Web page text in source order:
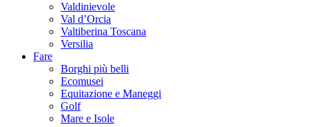
Valdinievole
Val d’Orcia
Valtiberina Toscana
Versilia
Fare
Borghi più belli
Ecomusei
Equitazione e Maneggi
Golf
Mare e Isole